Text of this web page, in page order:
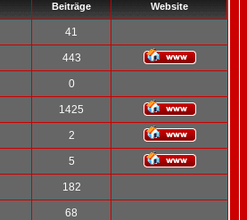
Beiträge Website
41
443
0
1425
2
5
182
68